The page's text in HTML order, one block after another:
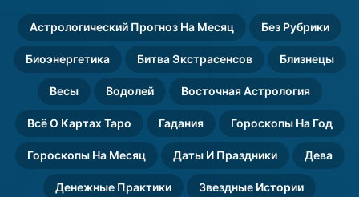
Астрологический Прогноз На Месяц Без Рубрики
Биоэнергетика Битва Экстрасенсов Близнецы
Весы Водолей Восточная Астрология
Всё О Картах Таро Гадания Гороскопы На Год
Гороскопы На Месяц Даты И Праздники Дева
Денежные Практики Звездные Истории